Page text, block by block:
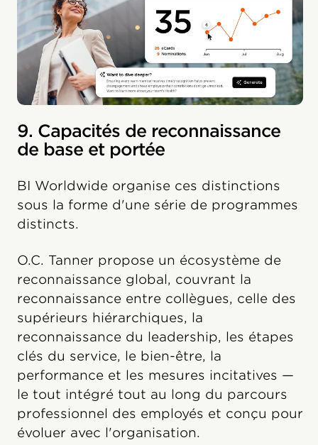
9. Capacités de reconnaissance
de base et portée
BI Worldwide organise ces distinctions
sous la forme d'une série de programmes
distincts.
O.C. Tanner propose un écosystème de
reconnaissance global, couvrant la
reconnaissance entre collègues, celle des
supérieurs hiérarchiques, la
reconnaissance du leadership, les étapes
clés du service, le bien-être, la
performance et les mesures incitatives —
le tout intégré tout au long du parcours
professionnel des employés et conçu pour
évoluer avec l'organisation.